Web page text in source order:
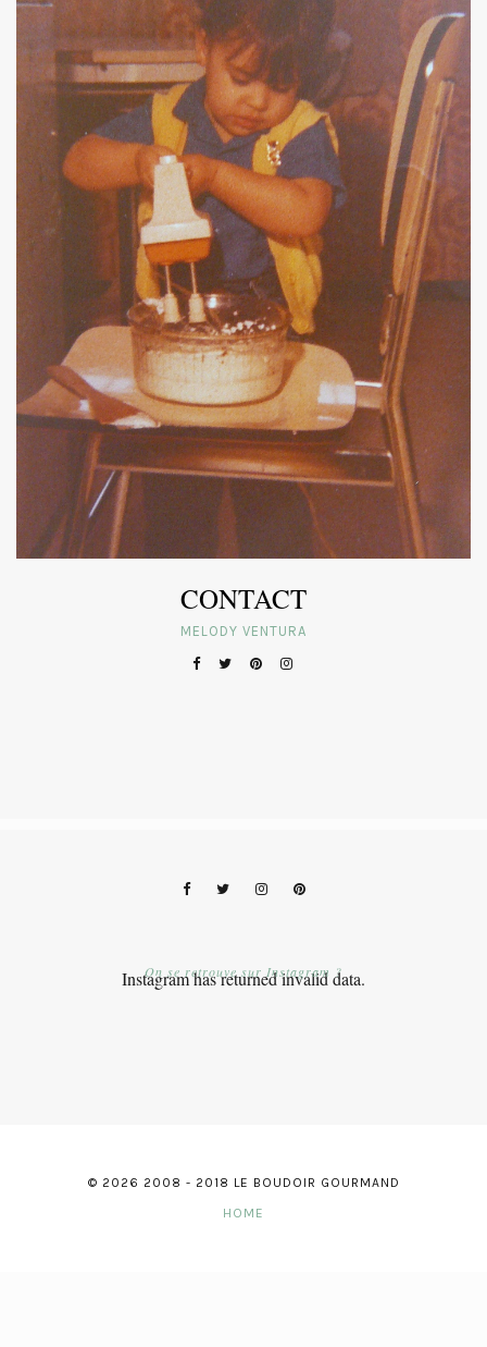
CONTACT
MELODY VENTURA
Instagram has returned invalid data.
On se retrouve sur Instagram ?
© 2026 2008 - 2018 LE BOUDOIR GOURMAND
HOME